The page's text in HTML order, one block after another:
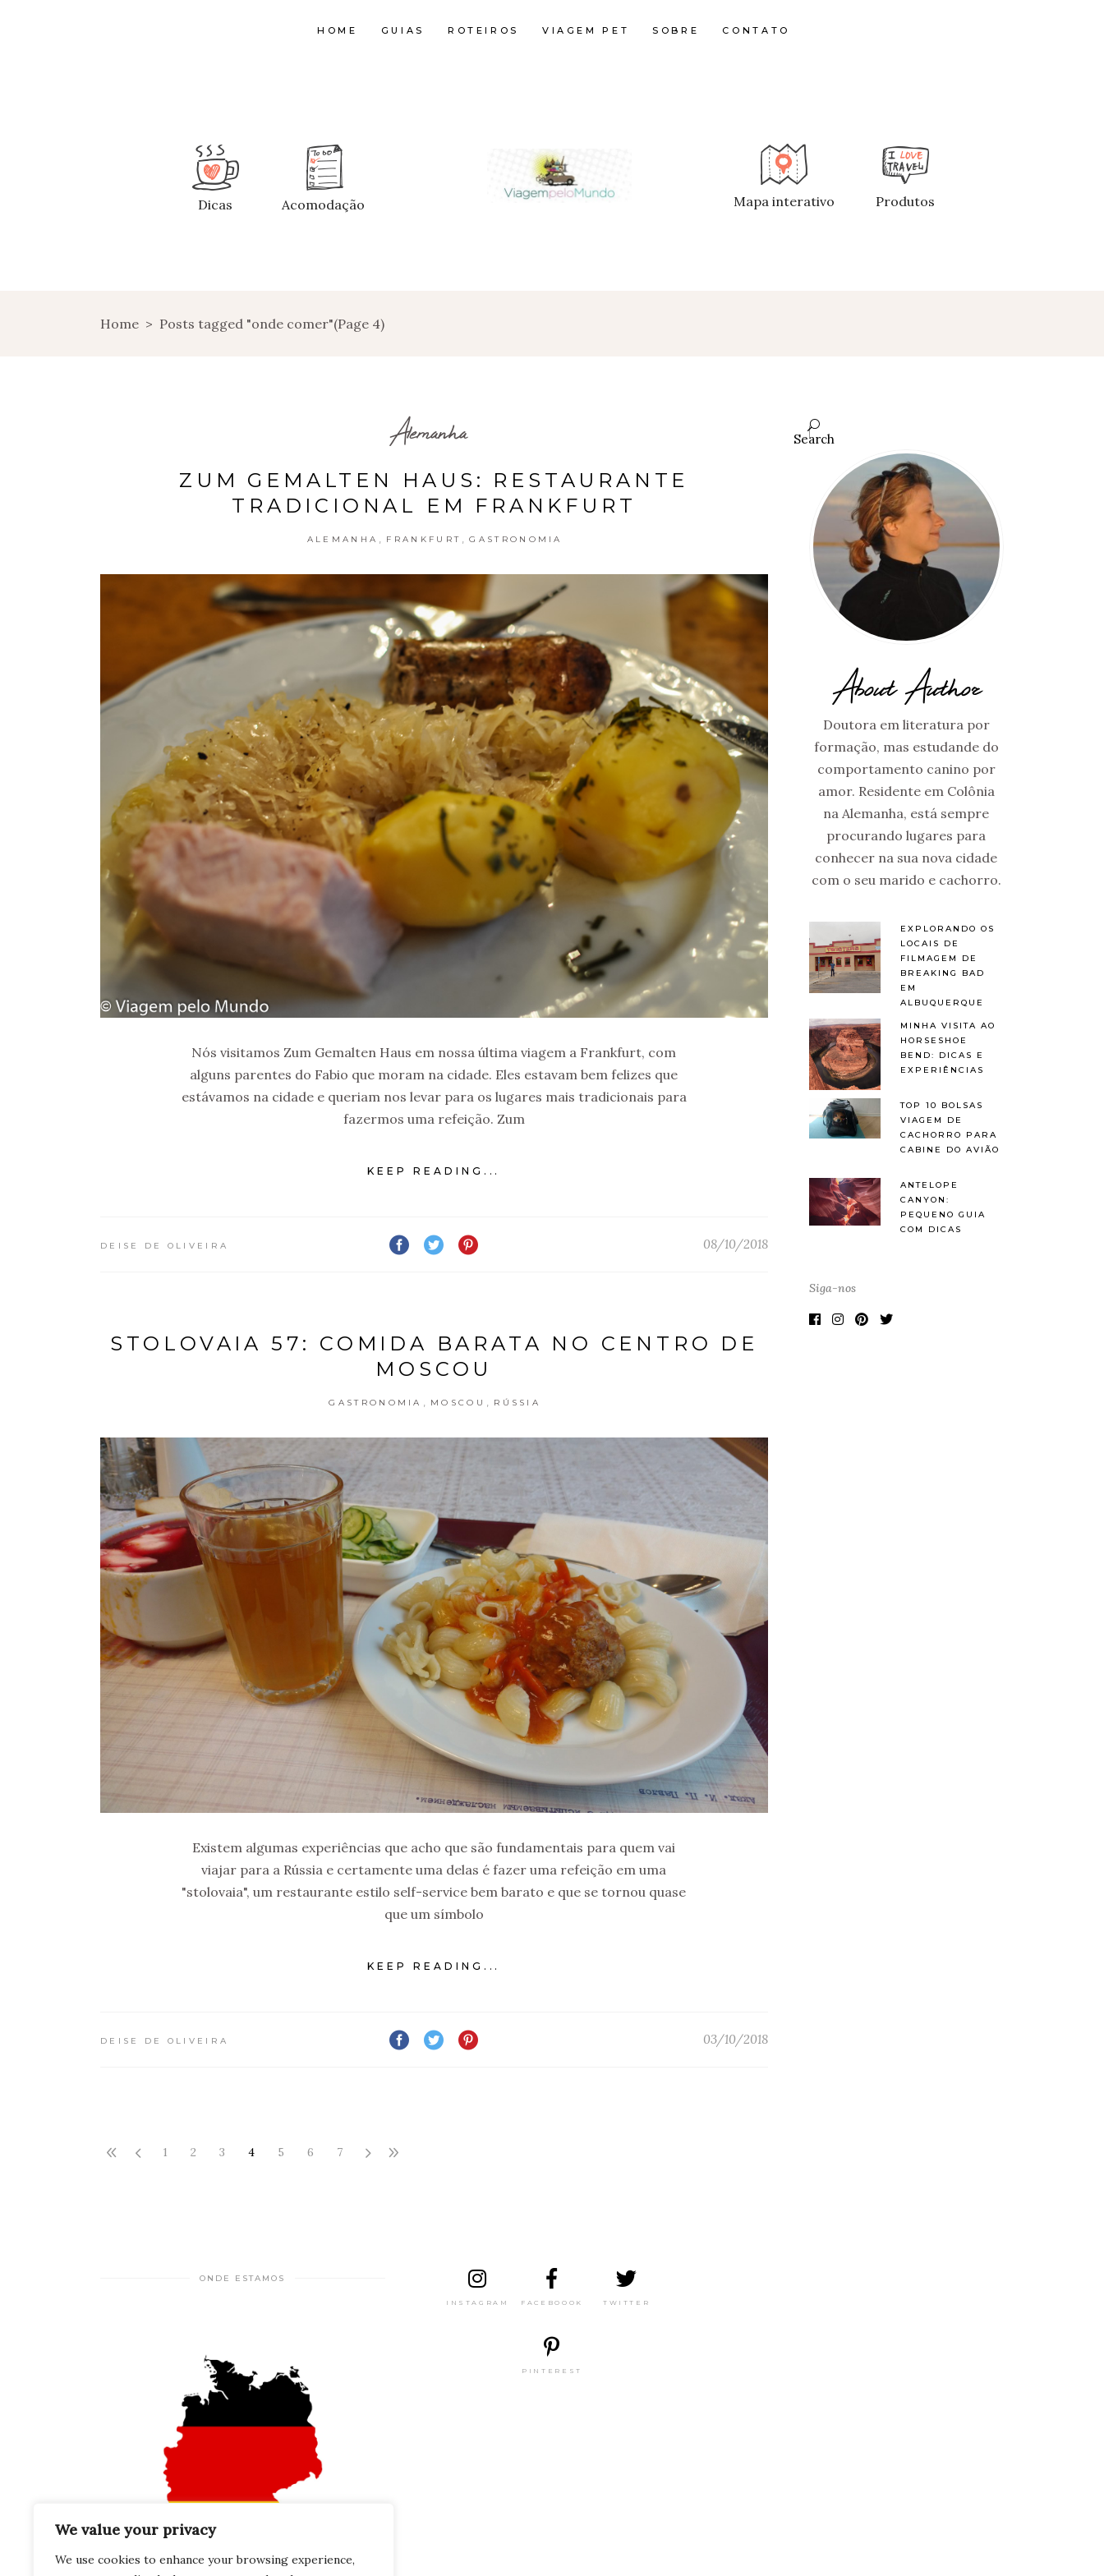
We value your privacy
We use cookies to enhance your browsing experience,
HOME GUIAS ROTEIROS VIAGEM PET SOBRE CONTATO
Dicas Acomodação Mapa interativo Produtos
Home > Posts tagged "onde comer"(Page 4)
Alemanha
ZUM GEMALTEN HAUS: RESTAURANTE
TRADICIONAL EM FRANKFURT
ALEMANHA FRANKFURT GASTRONOMIA
Nós visitamos Zum Gemalten Haus em nossa última viagem a Frankfurt, com
alguns parentes do Fabio que moram na cidade. Eles estavam bem felizes que
estávamos na cidade e queriam nos levar para os lugares mais tradicionais para
fazermos uma refeição. Zum
KEEP READING...
DEISE DE OLIVEIRA 08/10/2018
STOLOVAIA 57: COMIDA BARATA NO CENTRO DE
MOSCOU
GASTRONOMIA MOSCOU RÚSSIA
Existem algumas experiências que acho que são fundamentais para quem vai
viajar para a Rússia e certamente uma delas é fazer uma refeição em uma
"stolovaia", um restaurante estilo self-service bem barato e que se tornou quase
que um símbolo
KEEP READING...
DEISE DE OLIVEIRA 03/10/2018
1 2 3 4 5 6 7
Search
About Author
Doutora em literatura por
formação, mas estudande do
comportamento canino por
amor. Residente em Colônia
na Alemanha, está sempre
procurando lugares para
conhecer na sua nova cidade
com o seu marido e cachorro.
EXPLORANDO OS
LOCAIS DE
FILMAGEM DE
BREAKING BAD
EM
ALBUQUERQUE
MINHA VISITA AO
HORSESHOE
BEND: DICAS E
EXPERIÊNCIAS
TOP 10 BOLSAS
VIAGEM DE
CACHORRO PARA
CABINE DO AVIÃO
ANTELOPE
CANYON:
PEQUENO GUIA
COM DICAS
Siga-nos
ONDE ESTAMOS
INSTAGRAM FACEBOOOK TWITTER
PINTEREST